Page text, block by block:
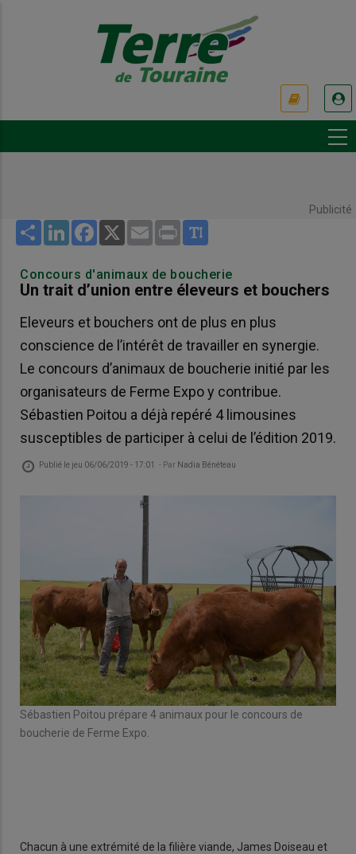
Publicité
Share LinkedInFacebook
X Email Print
Concours d'animaux de boucherie
Un trait d’union entre éleveurs et bouchers
Eleveurs et bouchers ont de plus en plus
conscience de l’intérêt de travailler en synergie.
Le concours d’animaux de boucherie initié par les
organisateurs de Ferme Expo y contribue.
Sébastien Poitou a déjà repéré 4 limousines
susceptibles de participer à celui de l’édition 2019.
Publié le jeu 06/06/2019 - 17:01 - Par Nadia Bénéteau
Sébastien Poitou prépare 4 animaux pour le concours de
boucherie de Ferme Expo.
Chacun à une extrémité de la filière viande, James Doiseau et